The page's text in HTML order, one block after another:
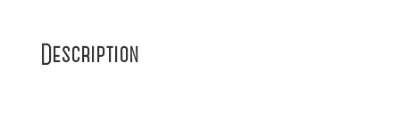
Description